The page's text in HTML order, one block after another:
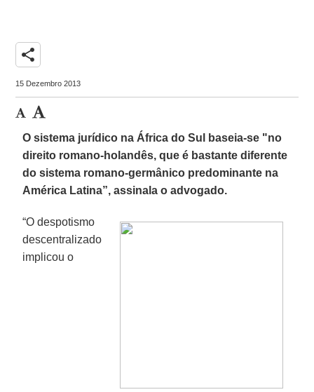
share
15 Dezembro 2013
O sistema jurídico na África do Sul baseia-se "no
direito romano-holandês, que é bastante diferente
do sistema romano-germânico predominante na
América Latina”, assinala o advogado.
“O despotismo
descentralizado
implicou o